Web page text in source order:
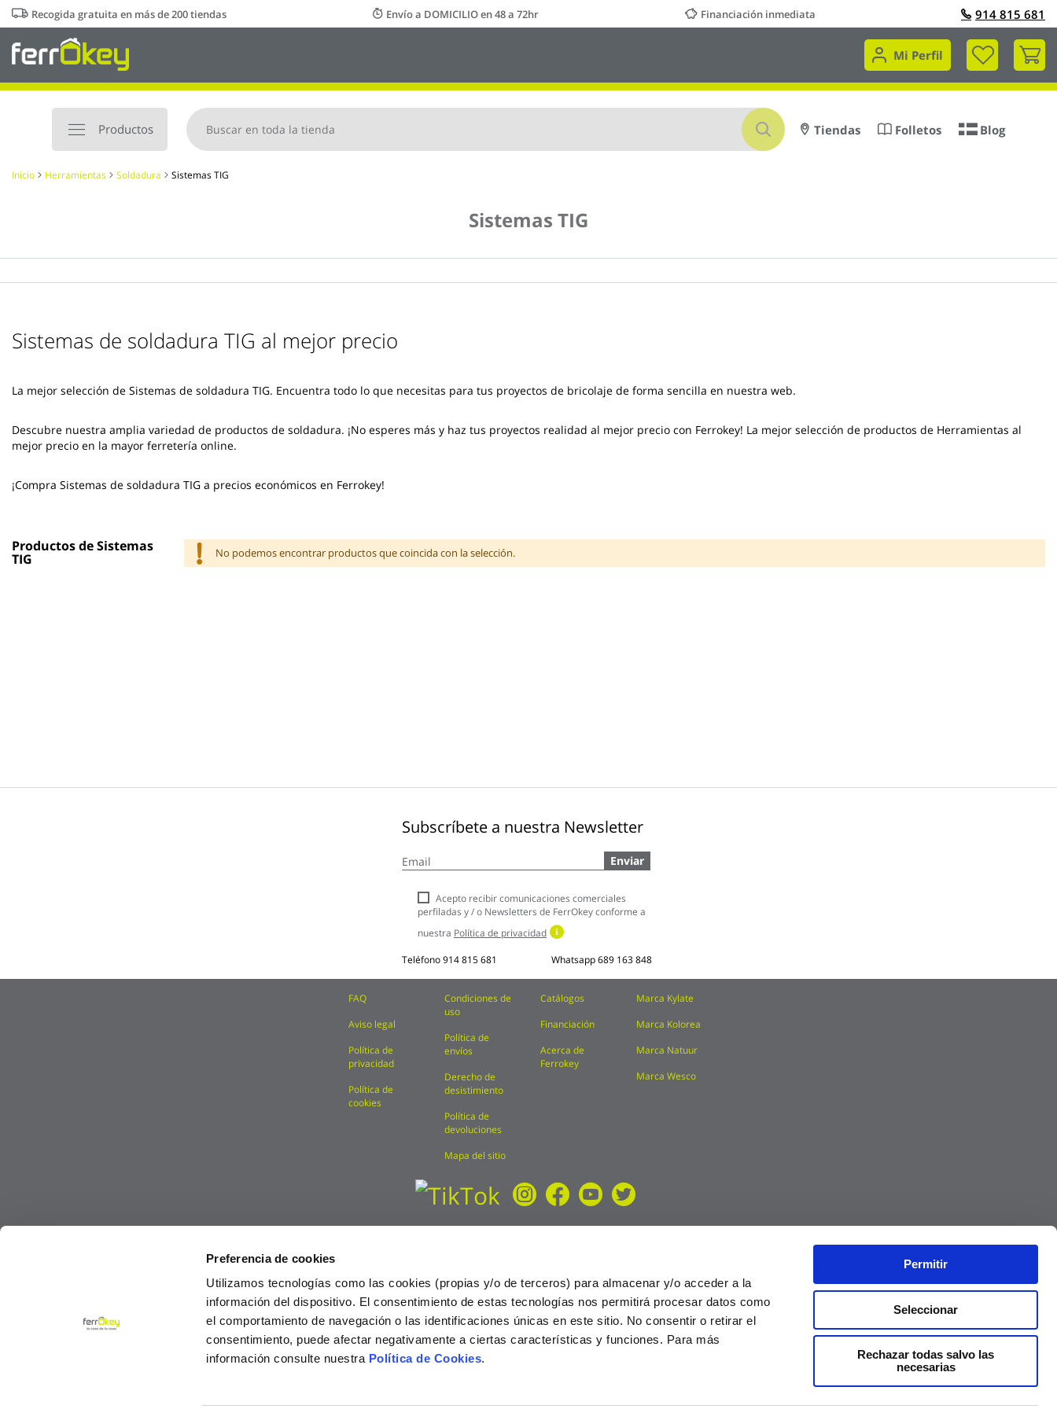
Preferencia de cookies
Utilizamos tecnologías como las cookies (propias y/o de terceros) para almacenar y/o acceder a la
información del dispositivo. El consentimiento de estas tecnologías nos permitirá procesar datos como
el comportamiento de navegación o las identificaciones únicas en este sitio. No consentir o retirar el
consentimiento, puede afectar negativamente a ciertas características y funciones. Para más
información consulte nuestra Política de Cookies.
Permitir
Seleccionar
Rechazar todas salvo las
necesarias
Ir
al
contenido
Recogida gratuita en más de 200 tiendas Envío a DOMICILIO en 48 a 72hr Financiación inmediata 914 815 681
Mi Perfil
Mi
Productos
Buscar
Tiendas Folletos Blog
Inicio Herramientas Soldadura Sistemas TIG
Sistemas TIG
Sistemas de soldadura TIG al mejor precio
La mejor selección de Sistemas de soldadura TIG. Encuentra todo lo que necesitas para tus proyectos de bricolaje de forma sencilla en nuestra web.
Descubre nuestra amplia variedad de productos de soldadura. ¡No esperes más y haz tus proyectos realidad al mejor precio con Ferrokey! La mejor selección de productos de Herramientas al
mejor precio en la mayor ferretería online.
¡Compra Sistemas de soldadura TIG a precios económicos en Ferrokey!
No podemos encontrar productos que coincida con la selección.
Productos de Sistemas
TIG
Subscríbete a nuestra Newsletter
a
boletín
noticias:
Enviar
Acepto recibir comunicaciones comerciales
perfiladas y / o Newsletters de FerrOkey conforme a
nuestra Política de privacidad
Teléfono914 815 681 Whatsapp689 163 848
FAQ
Aviso legal
Política de
privacidad
Política de
cookies
Condiciones de
uso
Política de
envíos
Derecho de
desistimiento
Política de
devoluciones
Mapa del sitio
Catálogos
Financiación
Acerca de
Ferrokey
Marca Kylate
Marca Kolorea
Marca Natuur
Marca Wesco